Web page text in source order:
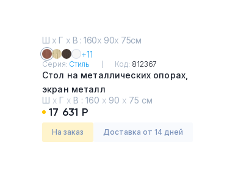
Ш х Г х В : 160х 90х 75см
+11
Серия: Стиль Код: 812367
Стол на металлических опорах,
экран металл
Шамони тёмный
Ш х Г х В : 160 х 90 х 75 см
17 631 Р
На заказ Доставка от 14 дней